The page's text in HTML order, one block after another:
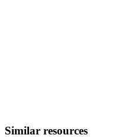
Similar resources